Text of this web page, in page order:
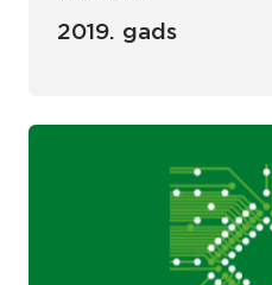
2019. gads